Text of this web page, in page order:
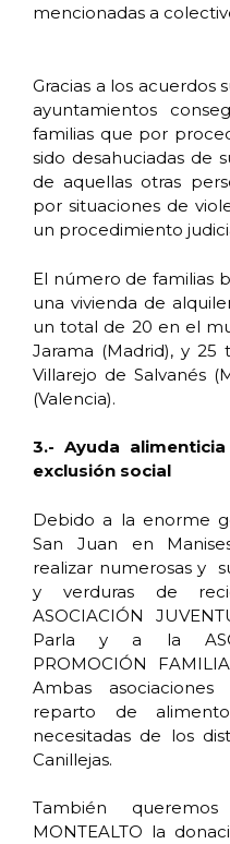
mencionadas a
Gracias a los acuerdos
ayuntamientos
familias que por
sido desahuciadas de
de aquellas otras
por situaciones de
un procedimiento
El número de familias
una vivienda de
un total de 20 en el
Jarama (Madrid), y
Villarejo de Salvanés
(Valencia).
3.- Ayuda
exclusión social
Debido a la enorme
San Juan en
realizar numerosas y
y verduras de
ASOCIACIÓN
Parla y a la
PROMOCIÓN
Ambas
reparto de
necesitadas de los
Canillejas.
También
MONTEALTO la